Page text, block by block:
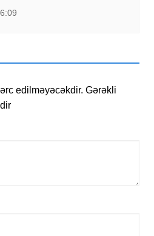
edilməyəcəkdir. Gərəkli